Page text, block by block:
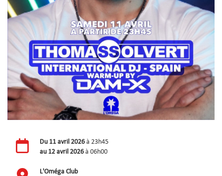
Du 11 avril 2026 à 23h45
au 12 avril 2026 à 06h00
L'Oméga Club